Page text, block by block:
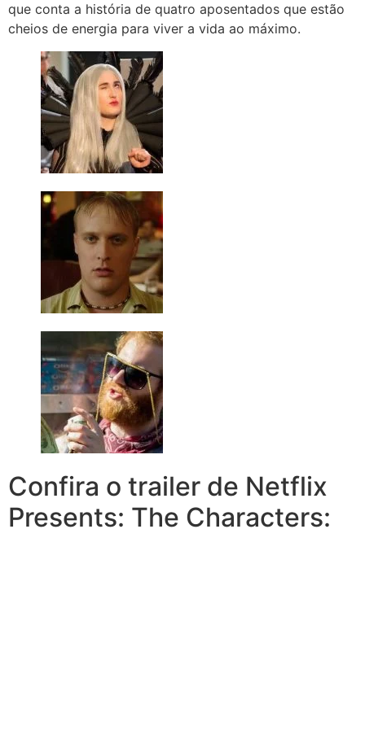
que conta a história de quatro aposentados que estão
cheios de energia para viver a vida ao máximo.
Confira o trailer de Netflix
Presents: The Characters: